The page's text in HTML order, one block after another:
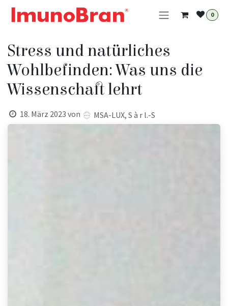
Zum Inhalt springen
0
Stress und natürliches
Wohlbefinden: Was uns die
Wissenschaft lehrt
18. März 2023 von MSA-LUX, S à r l.-S